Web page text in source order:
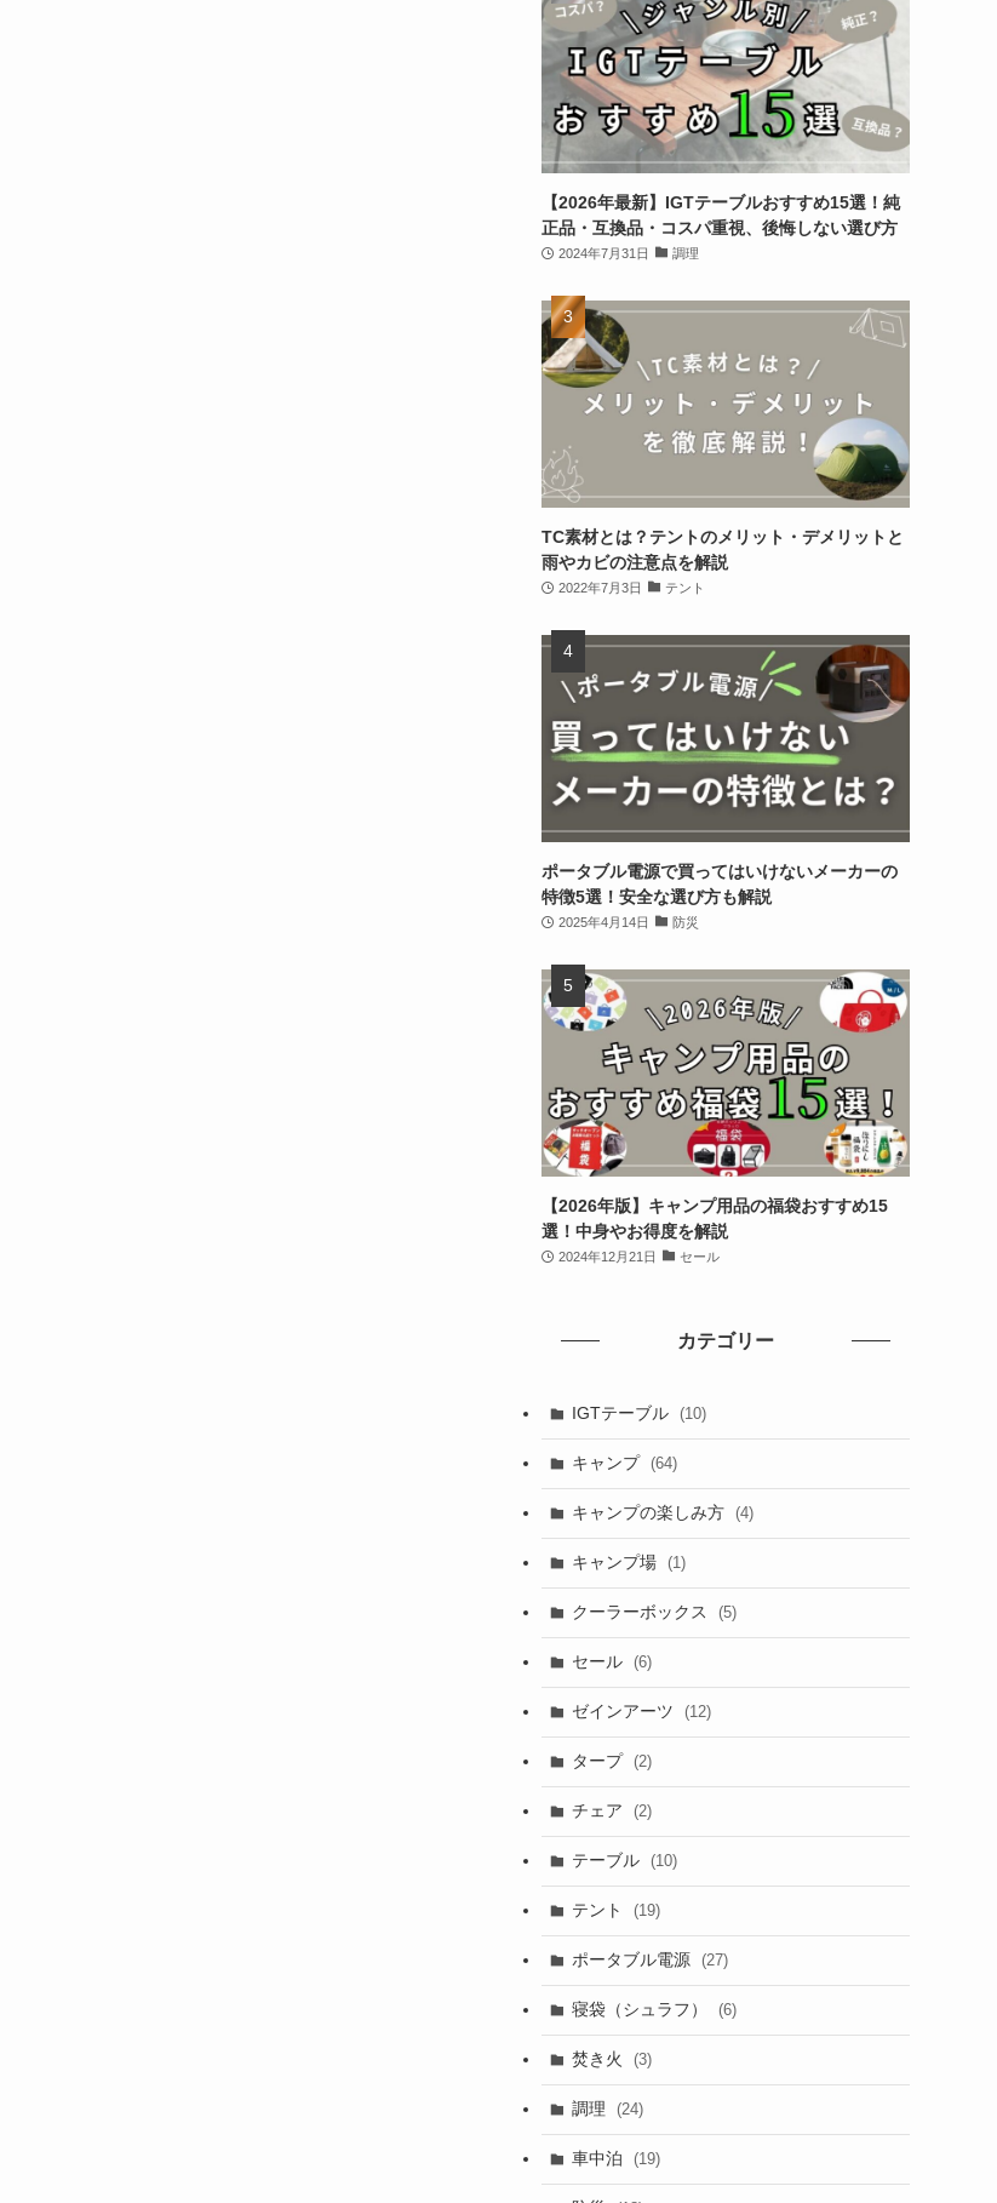
【2026年最新】IGTテーブルおすすめ15選！純
正品・互換品・コスパ重視、後悔しない選び方
2024年7月31日 調理
TC素材とは？テントのメリット・デメリットと
雨やカビの注意点を解説
2022年7月3日 テント
ポータブル電源で買ってはいけないメーカーの
特徴5選！安全な選び方も解説
2025年4月14日 防災
【2026年版】キャンプ用品の福袋おすすめ15
選！中身やお得度を解説
2024年12月21日 セール
カテゴリー
IGTテーブル (10)
キャンプ (64)
キャンプの楽しみ方 (4)
キャンプ場 (1)
クーラーボックス (5)
セール (6)
ゼインアーツ (12)
タープ (2)
チェア (2)
テーブル (10)
テント (19)
ポータブル電源 (27)
寝袋（シュラフ） (6)
焚き火 (3)
調理 (24)
車中泊 (19)